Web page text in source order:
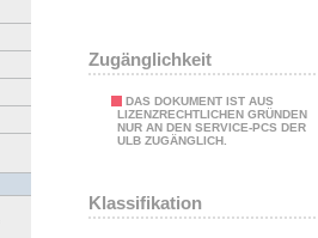
Zugänglichkeit
DAS DOKUMENT IST AUS
LIZENZRECHTLICHEN GRÜNDEN
NUR AN DEN SERVICE-PCS DER
ULB ZUGÄNGLICH.
Klassifikation